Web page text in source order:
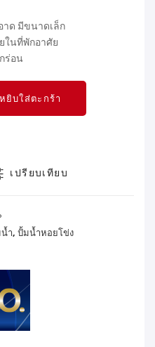
ด มีขนาดเล็ก
ในที่พักอาศัย
ร่อน
หยิบใส่ตะกร้า
เปรียบเทียบ
น้ำ, ปั้มน้ำหอยโข่ง